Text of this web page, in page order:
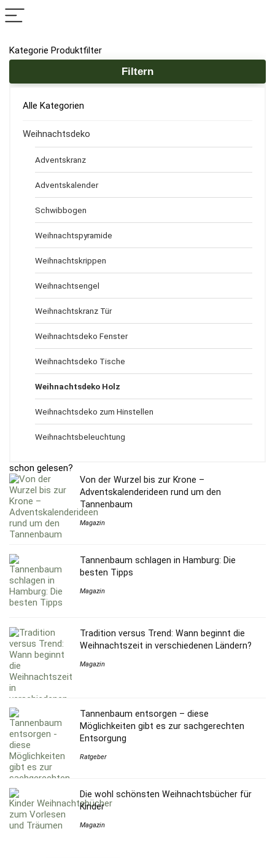
Kategorie Produktfilter
Filtern
Alle Kategorien
Weihnachtsdeko
Adventskranz
Adventskalender
Schwibbogen
Weihnachtspyramide
Weihnachtskrippen
Weihnachtsengel
Weihnachtskranz Tür
Weihnachtsdeko Fenster
Weihnachtsdeko Tische
Weihnachtsdeko Holz
Weihnachtsdeko zum Hinstellen
Weihnachtsbeleuchtung
schon gelesen?
Von der Wurzel bis zur Krone –
Adventskalenderideen rund um den
Tannenbaum
Magazin
Tannenbaum schlagen in Hamburg: Die
besten Tipps
Magazin
Tradition versus Trend: Wann beginnt die
Weihnachtszeit in verschiedenen Ländern?
Magazin
Tannenbaum entsorgen – diese
Möglichkeiten gibt es zur sachgerechten
Entsorgung
Ratgeber
Die wohl schönsten Weihnachtsbücher für
Kinder
Magazin